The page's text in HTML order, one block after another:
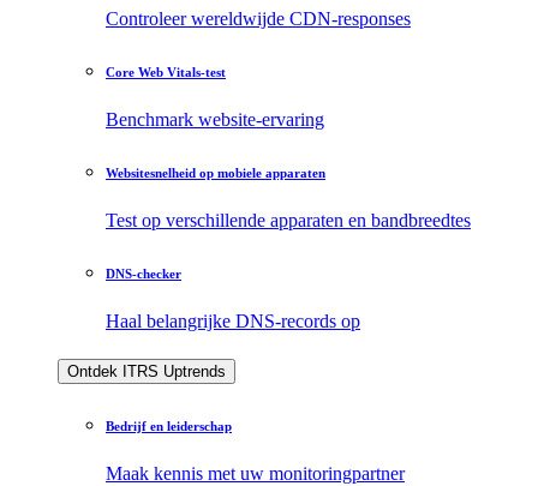
Controleer wereldwijde CDN-responses
Core Web Vitals-test
Benchmark website-ervaring
Websitesnelheid op mobiele apparaten
Test op verschillende apparaten en bandbreedtes
DNS-checker
Haal belangrijke DNS-records op
Ontdek ITRS Uptrends
Bedrijf en leiderschap
Maak kennis met uw monitoringpartner